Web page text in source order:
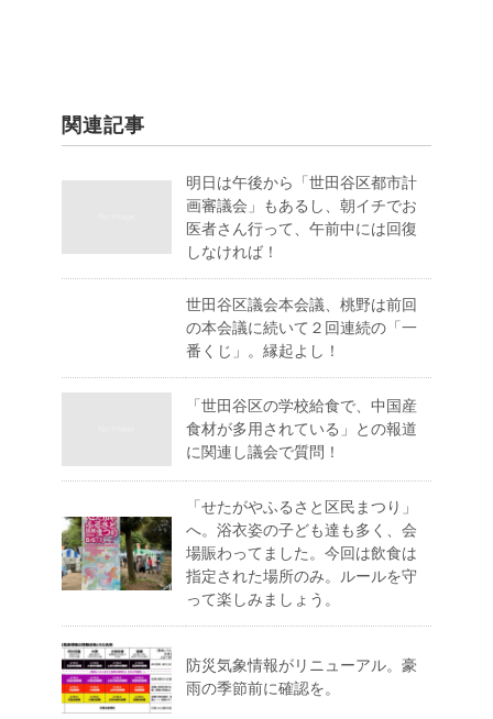
関連記事
明日は午後から「世田谷区都市計
画審議会」もあるし、朝イチでお
医者さん行って、午前中には回復
しなければ！
世田谷区議会本会議、桃野は前回
の本会議に続いて２回連続の「一
番くじ」。縁起よし！
「世田谷区の学校給食で、中国産
食材が多用されている」との報道
に関連し議会で質問！
「せたがやふるさと区民まつり」
へ。浴衣姿の子ども達も多く、会
場賑わってました。今回は飲食は
指定された場所のみ。ルールを守
って楽しみましょう。
防災気象情報がリニューアル。豪
雨の季節前に確認を。